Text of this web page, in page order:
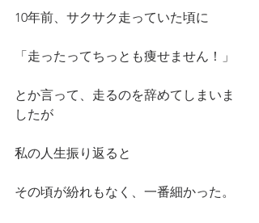
10年前、サクサク走っていた頃に
「走ったってちっとも痩せません！」
とか言って、走るのを辞めてしまいま
したが
私の人生振り返ると
その頃が紛れもなく、一番細かった。